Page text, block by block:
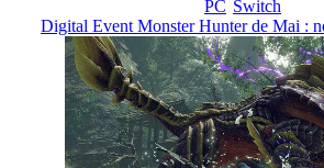
PC Switch
Digital Event Monster Hunter de Mai :